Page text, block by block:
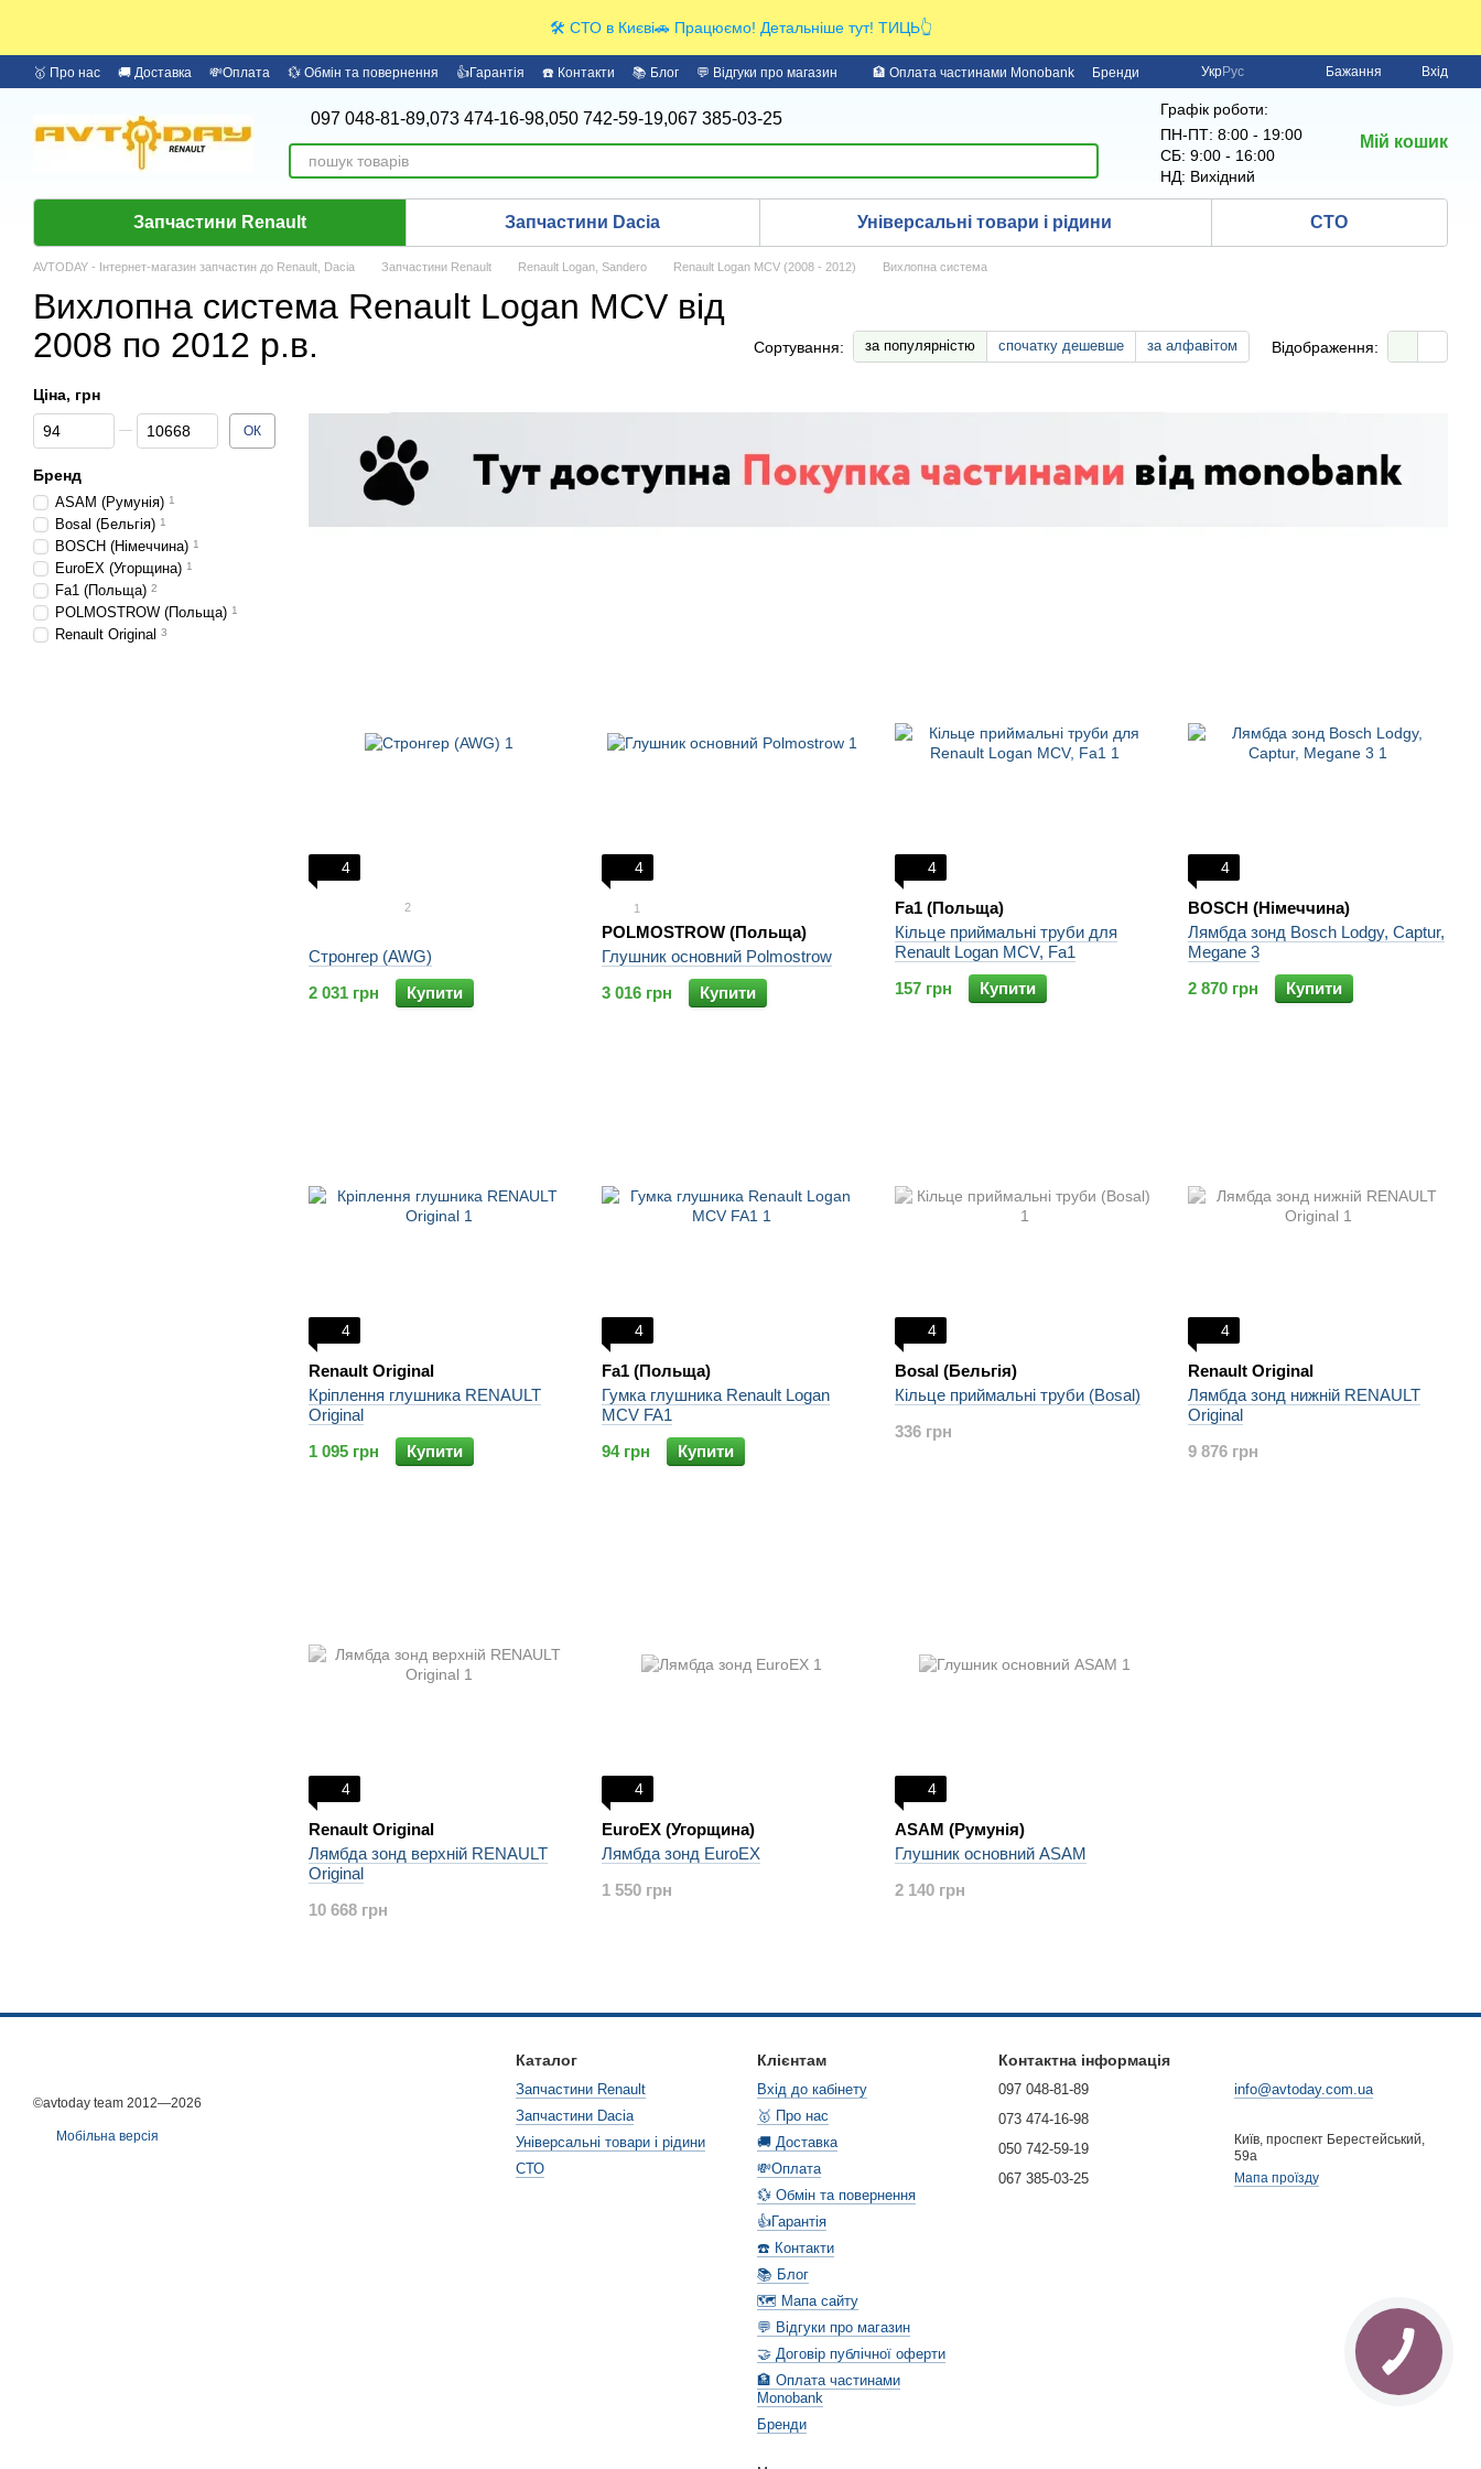
🛠️ СТО в Києві🚗 Працюємо! Детальніше тут! ТИЦЬ👆
🥇 Про нас 🚚 Доставка 💸Оплата 💱 Обмін та повернення 👍Гарантія ☎️ Контакти 📚 Блог 💬 Відгуки про магазин 🏦 Оплата частинами Monobank Бренди УкрРус Бажання Вхід
097 048-81-89,073 474-16-98,050 742-59-19,067 385-03-25
Графік роботи:
ПН-ПТ: 8:00 - 19:00
СБ: 9:00 - 16:00
НД: Вихідний
Мій кошик
Запчастини Renault Запчастини Dacia Універсальні товари і рідини СТО
AVTODAY - Інтернет-магазин запчастин до Renault, Dacia Запчастини Renault Renault Logan, Sandero Renault Logan MCV (2008 - 2012) Вихлопна система
Вихлопна система Renault Logan MCV від
2008 по 2012 р.в.
Сортування: за популярністю спочатку дешевше за алфавітом Відображення:
4
2
Стронгер (AWG)
2 031 грн
Купити
4
1
POLMOSTROW (Польща)
Глушник основний Polmostrow
3 016 грн
Купити
4
Fa1 (Польща)
Кільце приймальні труби для
Renault Logan MCV, Fa1
157 грн
Купити
4
BOSCH (Німеччина)
Лямбда зонд Bosch Lodgy, Captur,
Megane 3
2 870 грн
Купити
4
Renault Original
Кріплення глушника RENAULT
Original
1 095 грн
Купити
4
Fa1 (Польща)
Гумка глушника Renault Logan
MCV FA1
94 грн
Купити
4
Bosal (Бельгія)
Кільце приймальні труби (Bosal)
336 грн
4
Renault Original
Лямбда зонд нижній RENAULT
Original
9 876 грн
4
Renault Original
Лямбда зонд верхній RENAULT
Original
10 668 грн
4
EuroEX (Угорщина)
Лямбда зонд EuroEX
1 550 грн
4
ASAM (Румунія)
Глушник основний ASAM
2 140 грн
Ціна, грн
Від Ціна, грн
До Ціна, грн ОК
Бренд
ASAM (Румунія) 1
Bosal (Бельгія) 1
BOSCH (Німеччина) 1
EuroEX (Угорщина) 1
Fa1 (Польща) 2
POLMOSTROW (Польща) 1
Renault Original 3
©avtoday team 2012—2026
Мобільна версія
Каталог
Запчастини Renault
Запчастини Dacia
Універсальні товари і рідини
СТО
Клієнтам
Вхід до кабінету
🥇 Про нас
🚚 Доставка
💸Оплата
💱 Обмін та повернення
👍Гарантія
☎️ Контакти
📚 Блог
🗺️ Мапа сайту
💬 Відгуки про магазин
🤝 Договір публічної оферти
🏦 Оплата частинами
Monobank
Бренди
Контактна інформація
097 048-81-89
073 474-16-98
050 742-59-19
067 385-03-25
info@avtoday.com.ua
Київ, проспект Берестейський,
59а
Мапа проїзду